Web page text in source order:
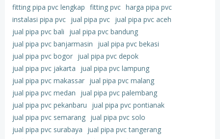
fitting pipa pvc lengkap fitting pvc harga pipa pvc
instalasi pipa pvc jual pipa pvc jual pipa pvc aceh
jual pipa pvc bali
jual pipa pvc bandung
jual pipa pvc banjarmasin
jual pipa pvc bekasi
jual pipa pvc bogor jual pipa pvc depok
jual pipa pvc jakarta
jual pipa pvc lampung
jual pipa pvc makassar jual pipa pvc malang
jual pipa pvc medan
jual pipa pvc palembang
jual pipa pvc pekanbaru
jual pipa pvc pontianak
jual pipa pvc semarang jual pipa pvc solo
jual pipa pvc surabaya
jual pipa pvc tangerang